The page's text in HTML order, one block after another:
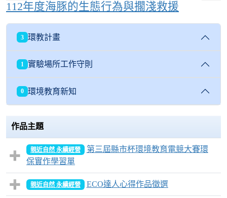
112年度海豚的生態行為與擱淺救援
3 環教計畫
1 實驗場所工作守則
0 環境教育新知
作品主題
親近自然 永續經營
第三屆縣市杯環境教育電競大賽環
保實作學習單
親近自然 永續經營 ECO達人心得作品徵選